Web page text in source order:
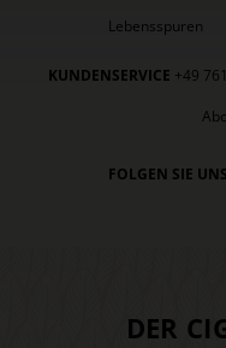
Lebensspuren
KUNDENSERVICE +49
FOLGEN SIE
DER